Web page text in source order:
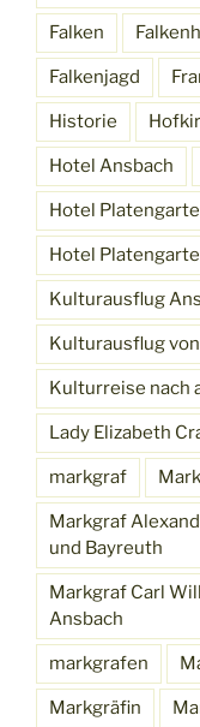
Falken
Falkenjagd
Historie
Hotel Ansbach
Hotel
Hotel
Kulturausflug
Kulturausflug
Kulturreise nach
Lady Elizabeth
markgraf
Markgraf
und Bayreuth
Markgraf Carl
Ansbach
markgrafen
Markgräfin